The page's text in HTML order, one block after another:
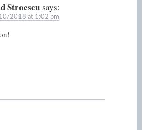
Stroescusays:
2018 at 1:02 pm